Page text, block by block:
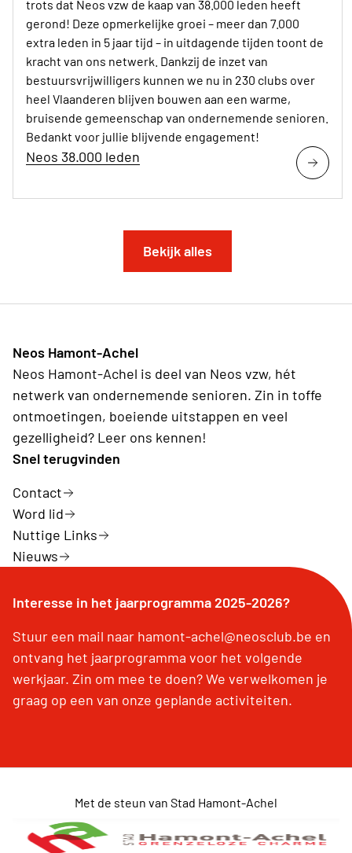
trots dat Neos vzw de kaap van 38.000 leden heeft
gerond! Deze opmerkelijke groei – meer dan 7.000
extra leden in 5 jaar tijd – in uitdagende tijden toont de
kracht van ons netwerk. Dankzij de inzet van
bestuursvrijwilligers kunnen we nu in 230 clubs over
heel Vlaanderen blijven bouwen aan een warme,
bruisende gemeenschap van ondernemende senioren.
Bedankt voor jullie blijvende engagement!
Neos 38.000 leden
Bekijk alles
Neos Hamont-Achel
Neos Hamont-Achel is deel van Neos vzw, hét
netwerk van ondernemende senioren. Zin in toffe
ontmoetingen, boeiende uitstappen en veel
gezelligheid? Leer ons kennen!
Snel terugvinden
Contact
Word lid
Nuttige Links
Nieuws
Interesse in het jaarprogramma 2025-2026?
Stuur een mail naar hamont-achel@neosclub.be en
ontvang het jaarprogramma voor het volgende
werkjaar. Zin om mee te doen? We verwelkomen je
graag op een van onze geplande activiteiten.
Met de steun van Stad Hamont-Achel